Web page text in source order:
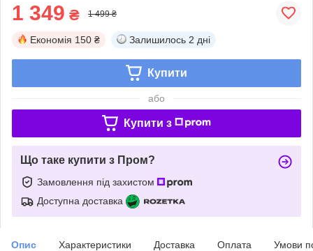
1 349 ₴ 1 499 ₴
Економія 150 ₴ Залишилось 2 дні
Купити
або
Купити з
Що таке купити з Пром?
Замовлення під захистом
Доступна доставка
Опис Характеристики Доставка Оплата Умови